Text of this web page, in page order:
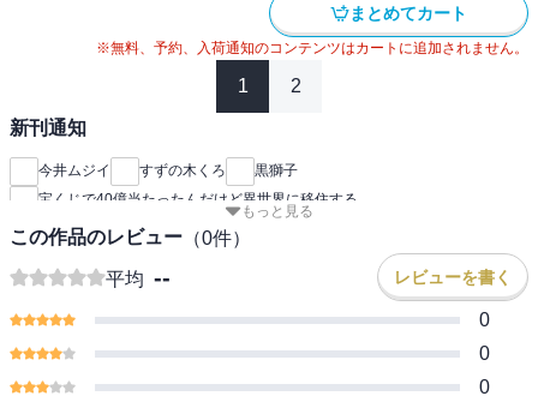
まとめてカート
※無料、予約、入荷通知のコンテンツはカートに追加されません。
1 2
新刊通知
今井ムジイ すずの木くろ
黒獅子
宝くじで40億当たったんだけど異世界に移住する
もっと見る
この作品のレビュー （0件）
平均 -- レビューを書く
0
0
0